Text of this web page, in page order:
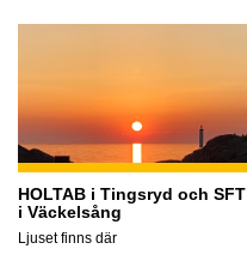
HOLTAB i Tingsryd och SFT
i Väckelsång
Ljuset finns där